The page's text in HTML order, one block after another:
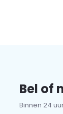
Bel of
Binnen 24